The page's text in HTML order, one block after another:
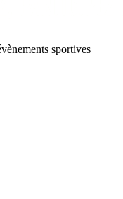
sportives